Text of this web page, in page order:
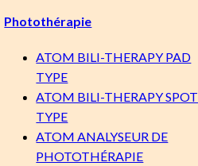
Photothérapie
ATOM BILI-THERAPY PAD
TYPE
ATOM BILI-THERAPY SPOT
TYPE
ATOM ANALYSEUR DE
PHOTOTHÉRAPIE